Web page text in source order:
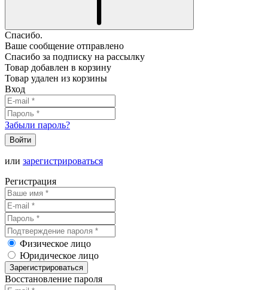
Спасибо.
Ваше сообщение отправлено
Спасибо за подписку на рассылку
Товар добавлен в корзину
Товар удален из корзины
Вход
Забыли пароль?
Войти
или зарегистрироваться
Регистрация
Физическое лицо
Юридическое лицо
Зарегистрироваться
Восстановление пароля